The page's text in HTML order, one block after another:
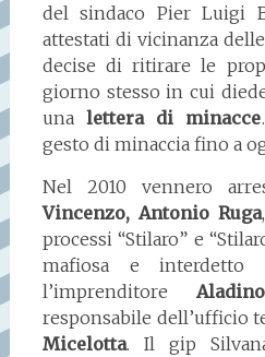
del sindaco Pier Luigi
attestati di vicinanza
decise di ritirare le
giorno stesso in cui
unalettera di minacce
gesto di minaccia fino a
Nel 2010 vennero
Vincenzo, Antonio Ruga
processi “Stilaro” e
mafiosa e interdetto
l’imprenditore
responsabile dell’ufficio
Micelotta. Il gip